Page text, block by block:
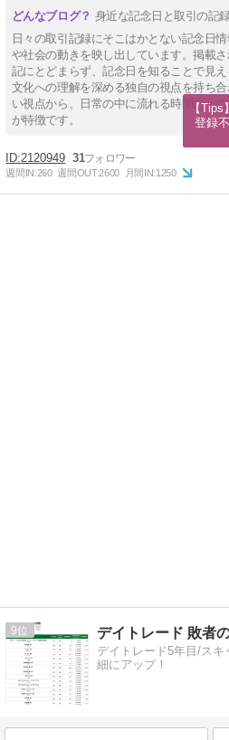
身近な記念日と取引の記
日々の取引記録にそこはかとない記念日
や社会の動きを映し出しています。掲載
記にとどまらず、記念日を知ることで見
文化への理解を深める独自の視点を持ち
い視点から、日常の中に流れる時間とそ
が特徴です。
2120949 31
週間IN:260 週間OUT:2600 月間IN:1250
9 デイトレード 敗者
デイトレード5年目/ス
細にアップ！
【
登録